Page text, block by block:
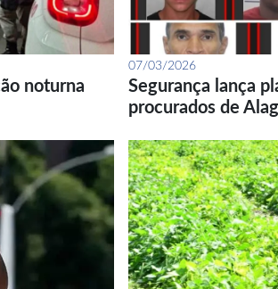
noturna
07/03/2026
Segurança lança
procurados de